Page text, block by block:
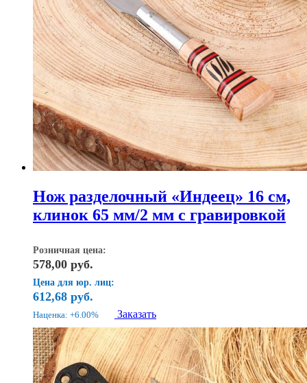
Нож разделочный «Индеец» 16 см,
клинок 65 мм/2 мм с гравировкой
Розничная цена:
578,00 руб.
Цена для юр. лиц:
612,68 руб.
Наценка: +6.00% Заказать